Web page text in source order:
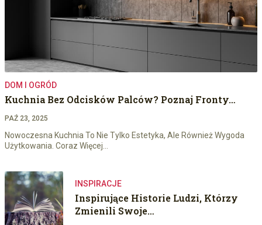
DOM I OGRÓD
Kuchnia Bez Odcisków Palców? Poznaj Fronty…
PAŹ 23, 2025
Nowoczesna Kuchnia To Nie Tylko Estetyka, Ale Również Wygoda
Użytkowania. Coraz Więcej…
INSPIRACJE
Inspirujące Historie Ludzi, Którzy
Zmienili Swoje…